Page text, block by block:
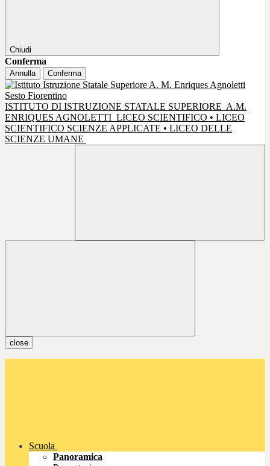
Chiudi
Conferma
Annulla Conferma
ISTITUTO DI ISTRUZIONE STATALE SUPERIORE A.M.
ENRIQUES AGNOLETTI LICEO SCIENTIFICO • LICEO
SCIENTIFICO SCIENZE APPLICATE • LICEO DELLE
SCIENZE UMANE
close
Scuola
Panoramica